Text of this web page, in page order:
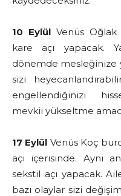
10 Eylül Venüs
kare açı yapacak.
dönemde mesleğinize
sizi
engellendiğinizi
mevkii yükseltme
17 Eylül Venüs Koç
açı içerisinde. Aynı
sekstil açı yapacak.
bazı olaylar sizi